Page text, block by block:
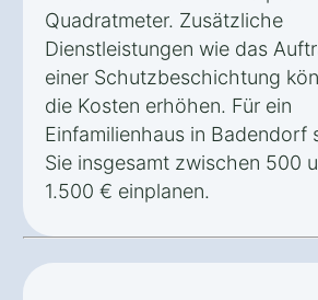
Quadratmeter. Zusätzliche
Dienstleistungen wie das
einer Schutzbeschichtung
die Kosten erhöhen. Für ein
Einfamilienhaus in Badendorf
Sie insgesamt zwischen 500
1.500 € einplanen.